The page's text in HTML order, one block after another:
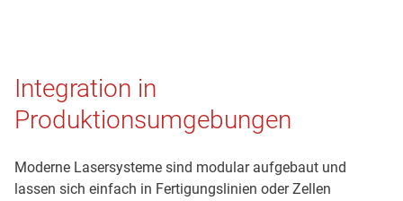
Integration in
Produktionsumgebungen
Moderne Lasersysteme sind modular aufgebaut und
lassen sich einfach in Fertigungslinien oder Zellen